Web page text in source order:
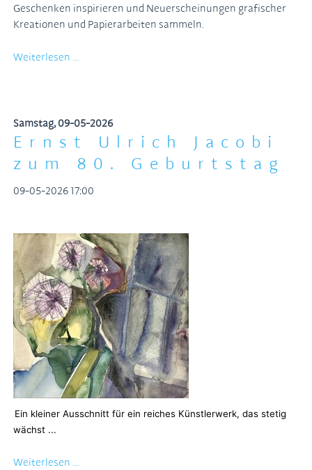
Geschenken inspirieren und Neuerscheinungen grafischer
Kreationen und Papierarbeiten sammeln.
Weiterlesen …
2026
Samstag, 09-05-2026
Ernst Ulrich Jacobi
zum 80. Geburtstag
09-05-2026 17:00
Ein kleiner Ausschnitt für ein reiches Künstlerwerk, das stetig
wächst ...
Weiterlesen …